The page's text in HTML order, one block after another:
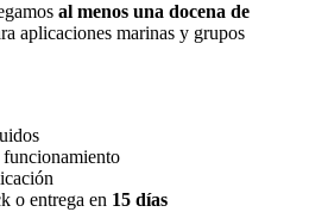
al menos una docena de
aplicaciones marinas y grupos
o entrega en 15 días